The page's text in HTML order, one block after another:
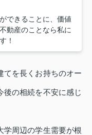
できることに、価値
動産のことなら私に
！
てを長くお持ちのオー
後の相続を不安に感じ
学周辺の学生需要が根